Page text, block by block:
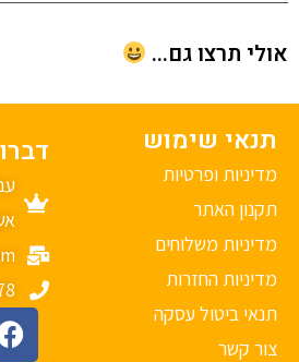
תרצו גם...
שימוש
ופרטיות
האתר
משלוחים
החזרות
ביטול עסקה
קשר
דברו